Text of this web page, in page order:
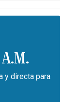
y directa para